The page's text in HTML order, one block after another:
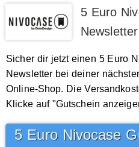
5 Euro
Sicher dir jetzt einen 5 Euro
Newsletter bei deiner
Online-Shop. Die
Klicke auf "Gutschein
5 Euro Nivocase